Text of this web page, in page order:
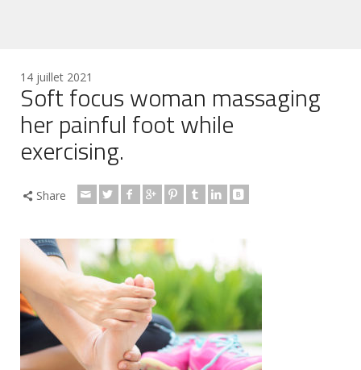
14 juillet 2021
Soft focus woman massaging
her painful foot while
exercising.
Share